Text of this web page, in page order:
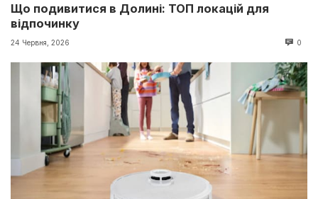
Що подивитися в Долині: ТОП локацій для
відпочинку
24 Червня, 2026 0